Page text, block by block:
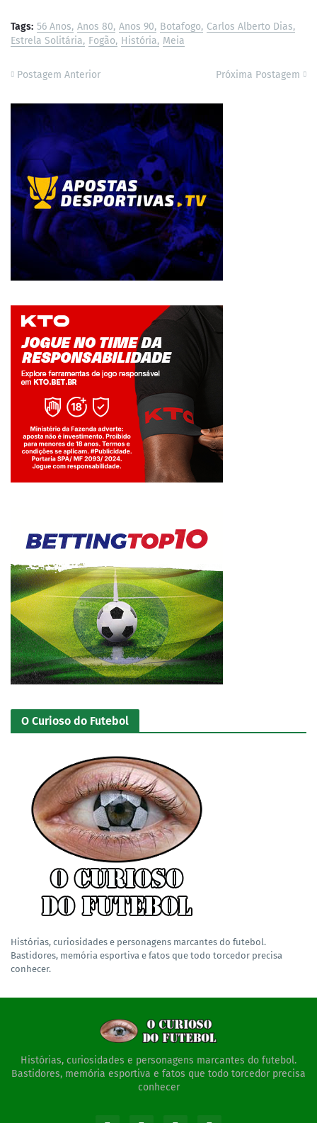
Tags: 56 Anos Anos 80 Anos 90 Botafogo Carlos Alberto Dias
Estrela Solitária Fogão História Meia
Postagem Anterior Próxima Postagem
Jogue com responsabilidade. 18+
O Curioso do Futebol
Histórias, curiosidades e personagens marcantes do futebol.
Bastidores, memória esportiva e fatos que todo torcedor precisa
conhecer.
Histórias, curiosidades e personagens marcantes do futebol.
Bastidores, memória esportiva e fatos que todo torcedor precisa
conhecer